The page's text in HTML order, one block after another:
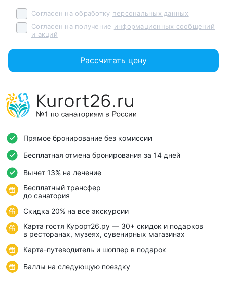
Согласен на обработку персональных данных
Согласен на получение информационных сообщений
и акций
Рассчитать цену
Прямое бронирование без комиссии
Бесплатная отмена бронирования за 14 дней
Вычет 13% на лечение
Бесплатный трансфер
до санатория
Скидка 20% на все экскурсии
Карта гостя Курорт26.ру — 30+ скидок и подарков
в ресторанах, музеях, сувенирных магазинах
Карта-путеводитель и шоппер в подарок
Баллы на следующую поездку